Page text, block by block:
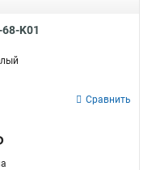
K01
Сравнить